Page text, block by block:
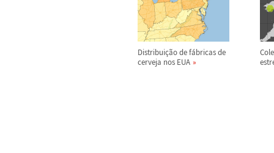
Distribuição de fábricas de
cerveja nos EUA